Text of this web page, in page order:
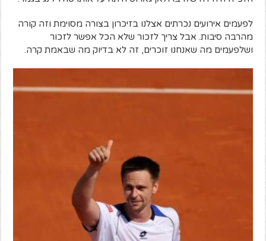
לפעמים אירועים נכרתים אצלנו בזיכרון בצורה מסוימת וזה קורה
מהרבה סיבות. אבל צריך לזכור שלא הכל אפשר לזכור
ושלפעמים מה שאנחנו זוכרים, זה לא בדיוק מה שבאמת קרה.